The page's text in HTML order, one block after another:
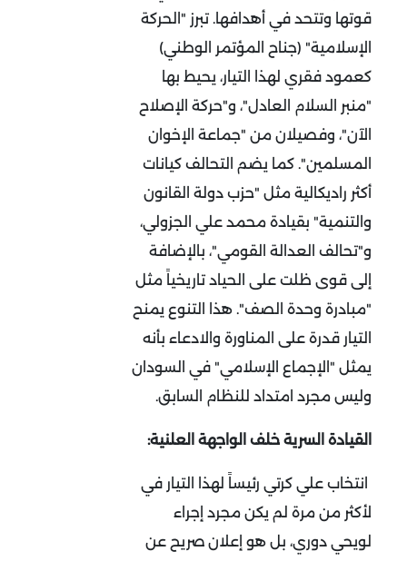
قوتها وتتحد في أهدافها. تبرز "الحركة
الإسلامية" (جناح المؤتمر الوطني)
كعمود فقري لهذا التيار، يحيط بها
"منبر السلام العادل"، و"حركة الإصلاح
الآن"، وفصيلان من "جماعة الإخوان
المسلمين". كما يضم التحالف كيانات
أكثر راديكالية مثل "حزب دولة القانون
والتنمية" بقيادة محمد علي الجزولي،
و"تحالف العدالة القومي"، بالإضافة
إلى قوى ظلت على الحياد تاريخياً مثل
"مبادرة وحدة الصف". هذا التنوع يمنح
التيار قدرة على المناورة والادعاء بأنه
يمثل "الإجماع الإسلامي" في السودان
وليس مجرد امتداد للنظام السابق.
القيادة السرية خلف الواجهة العلنية:
انتخاب علي كرتي رئيساً لهذا التيار في
لأكثر من مرة لم يكن مجرد إجراء
لويحي دوري، بل هو إعلان صريح عن